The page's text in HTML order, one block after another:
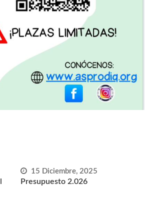
15 Diciembre, 2025
Presupuesto 2.026